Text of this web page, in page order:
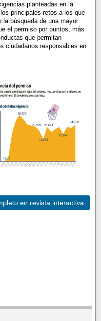
planteadas en la
principales retos a los que
búsqueda de una mayor
el permiso por puntos, más
que permitan
ciudadanos responsables en
.
en revista interactiva